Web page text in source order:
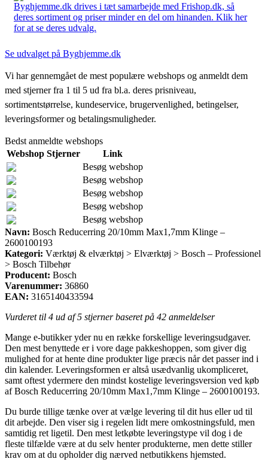
Byghjemme.dk drives i tæt samarbejde med Frishop.dk, så
deres sortiment og priser minder en del om hinanden. Klik her
for at se deres udvalg.
Se udvalget på Byghjemme.dk
Vi har gennemgået de mest populære webshops og anmeldt dem
med stjerner fra 1 til 5 ud fra bl.a. deres prisniveau,
sortimentstørrelse, kundeservice, brugervenlighed, betingelser,
leveringsformer og betalingsmuligheder.
Bedst anmeldte webshops
Webshop Stjerner
Link
Besøg webshop
Besøg webshop
Besøg webshop
Besøg webshop
Besøg webshop
Navn: Bosch Reducerring 20/10mm Max1,7mm Klinge –
2600100193
Kategori: Værktøj & elværktøj > Elværktøj > Bosch – Professionel
> Bosch Tilbehør
Producent: Bosch
Varenummer: 36860
EAN: 3165140433594
Vurderet til 4 ud af 5 stjerner baseret på 42 anmeldelser
Mange e-butikker yder nu en række forskellige leveringsudgaver.
Den mest benyttede er i vore dage pakkeshoppen, som giver dig
mulighed for at hente dine produkter lige præcis når det passer ind i
din kalender. Leveringsformen er altså usædvanlig ukompliceret,
samt oftest ydermere den mindst kostelige leveringsversion ved køb
af Bosch Reducerring 20/10mm Max1,7mm Klinge – 2600100193.
Du burde tillige tænke over at vælge levering til dit hus eller ud til
dit arbejde. Den viser sig i regelen lidt mere omkostningsfuld, men
samtidig ret ligetil. Den mest letkøbte leveringstype vil dog i de
fleste tilfælde være at du selv henter produkterne, men dette stiller
krav om at du opholder dig nærved netbutikkens hjemsted.